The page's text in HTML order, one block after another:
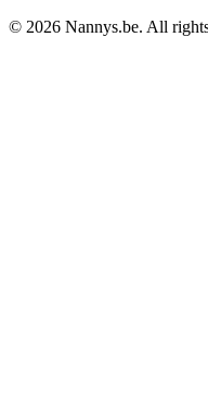
© 2026 Nannys.be. All